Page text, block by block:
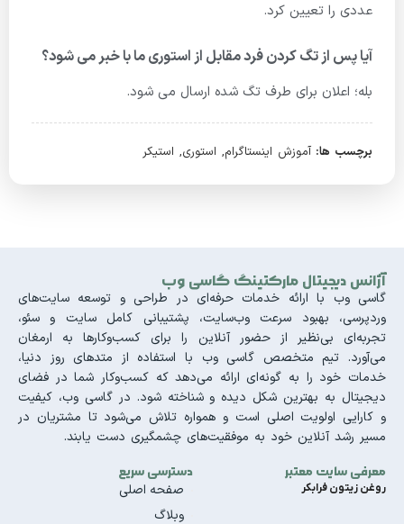
عددی را تعیین کرد.
آیا پس از تگ کردن فرد مقابل از استوری ما با خبر می شود؟
بله؛ اعلان برای طرف تگ شده ارسال می شود.
برچسب ها: آموزش اینستاگرام, استوری, استیکر
آژانس دیجیتال مارکتینگ گاسی وب
گاسی وب با ارائه خدمات حرفه‌ای در طراحی و توسعه سایت‌های
وردپرسی، بهبود سرعت وب‌سایت، پشتیبانی کامل سایت و سئو،
تجربه‌ای بی‌نظیر از حضور آنلاین را برای کسب‌وکارها به ارمغان
می‌آورد. تیم متخصص گاسی وب با استفاده از متدهای روز دنیا،
خدمات خود را به گونه‌ای ارائه می‌دهد که کسب‌وکار شما در فضای
دیجیتال به بهترین شکل دیده و شناخته شود. در گاسی وب، کیفیت
و کارایی اولویت اصلی است و همواره تلاش می‌شود تا مشتریان در
مسیر رشد آنلاین خود به موفقیت‌های چشمگیری دست یابند.
معرفی سایت معتبر
روغن زیتون فرابکر
دسترسی سریع
صفحه اصلی
وبلاگ